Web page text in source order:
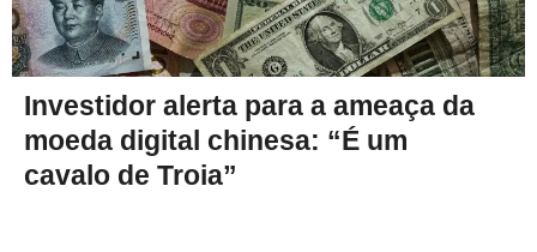
Investidor alerta para a ameaça da
moeda digital chinesa: “É um
cavalo de Troia”